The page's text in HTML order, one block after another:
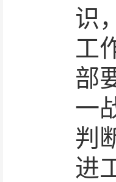
识
工
部
一
判
进